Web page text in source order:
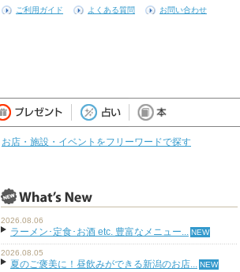
ご利用ガイド よくある質問 お問い合わせ
お店・施設・イベントをフリーワードで探す
2026.08.06
ラーメン･定食･お酒 etc. 豊富なメニュー...
2026.08.05
夏のご褒美に！昼飲みができる新潟のお店...